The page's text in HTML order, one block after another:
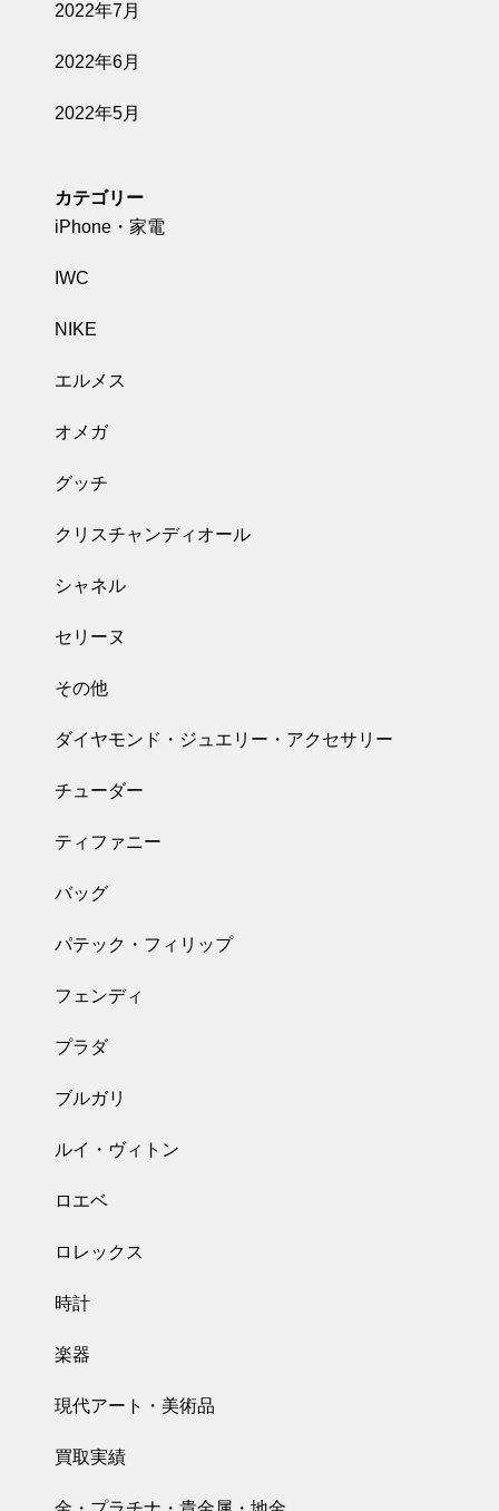
2022年7月
2022年6月
2022年5月
カテゴリー
iPhone・家電
IWC
NIKE
エルメス
オメガ
グッチ
クリスチャンディオール
シャネル
セリーヌ
その他
ダイヤモンド・ジュエリー・アクセサリー
チューダー
ティファニー
バッグ
パテック・フィリップ
フェンディ
プラダ
ブルガリ
ルイ・ヴィトン
ロエベ
ロレックス
時計
楽器
現代アート・美術品
買取実績